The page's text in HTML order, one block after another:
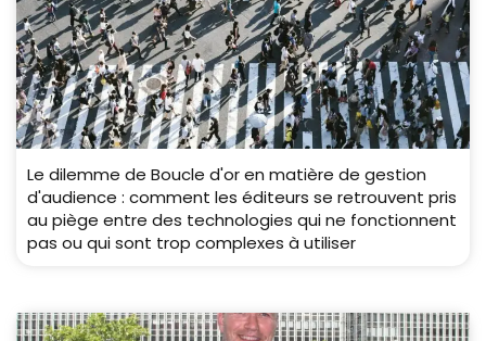
Le dilemme de Boucle d'or en matière de gestion
d'audience : comment les éditeurs se retrouvent pris
au piège entre des technologies qui ne fonctionnent
pas ou qui sont trop complexes à utiliser